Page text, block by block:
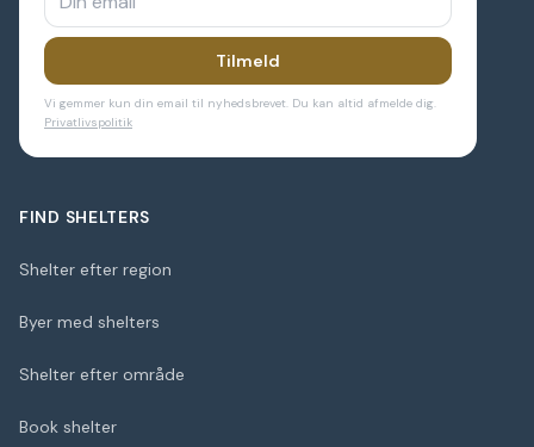
Tilmeld
Vi gemmer kun din email til nyhedsbrevet. Du kan altid afmelde dig.
Privatlivspolitik
FIND SHELTERS
Shelter efter region
Byer med shelters
Shelter efter område
Book shelter